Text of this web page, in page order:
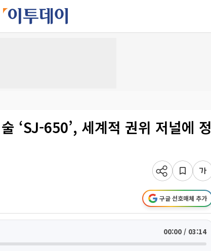
‘SJ-650’, 세계적 권위 저널에 정
구글 선호매체 추가
00:00 / 03:14